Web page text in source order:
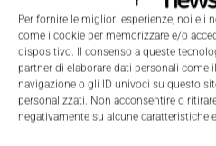
Per fornire le migliori esperienze, noi e i
come i cookie per memorizzare e/o
dispositivo. Il consenso a queste
partner di elaborare dati personali
navigazione o gli ID univoci su questo
personalizzati. Non acconsentire o
negativamente su alcune caratteristiche
Le funzionalità integrate di
automazioneconsentono
termini di efficienza dei
efficacia.